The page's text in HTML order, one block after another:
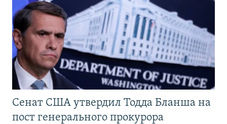
Сенат США утвердил Тодда Бланша на
пост генерального прокурора